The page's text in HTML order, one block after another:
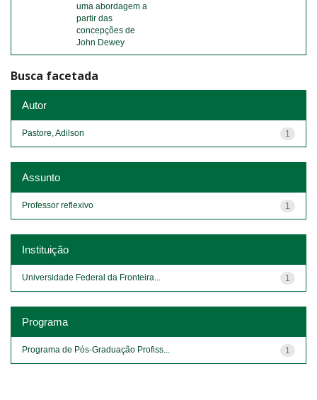
uma abordagem a
partir das
concepções de
John Dewey
Busca facetada
Autor
1
Pastore, Adilson
Assunto
1
Professor reflexivo
Instituição
1
Universidade Federal da Fronteira...
Programa
1
Programa de Pós-Graduação Profiss...